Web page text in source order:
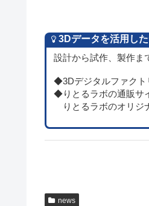
3Dデータを活用し
設計から試作、製作ま
◆3Dデジタルファク
◆りとるラボの通販サ
りとるラボのオリジ
news